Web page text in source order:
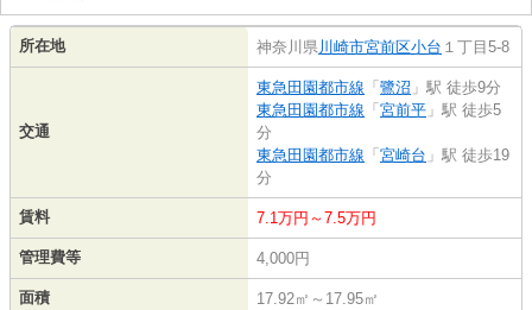
所在地 神奈川県川崎市宮前区小台 １丁目5-8
交通
東急田園都市線 「 鷺沼 」駅 徒歩9分
東急田園都市線 「 宮前平 」駅 徒歩5
分
東急田園都市線 「 宮崎台 」駅 徒歩19
分
賃料 7.1万円～7.5万円
管理費等 4,000円
面積 17.92㎡～17.95㎡